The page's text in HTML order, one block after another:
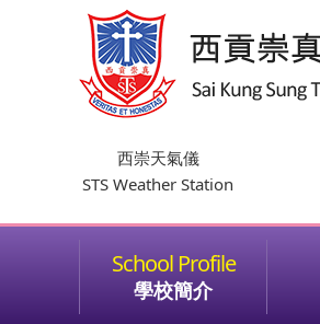
西崇天氣儀
STS Weather Station
學校簡介